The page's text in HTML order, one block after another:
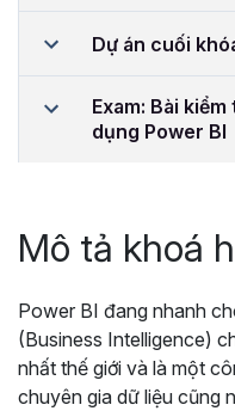
Dự án cuối
Exam: Bài
dụng Power BI
Mô tả khoá
Power BI đang nhanh
(Business Intelligence)
nhất thế giới và là một
chuyên gia dữ liệu cũng